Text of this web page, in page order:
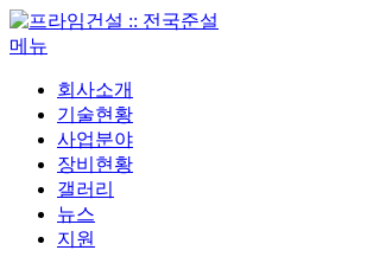
내
용
메뉴
회사소개
기술현황
사업분야
장비현황
갤러리
뉴스
지원